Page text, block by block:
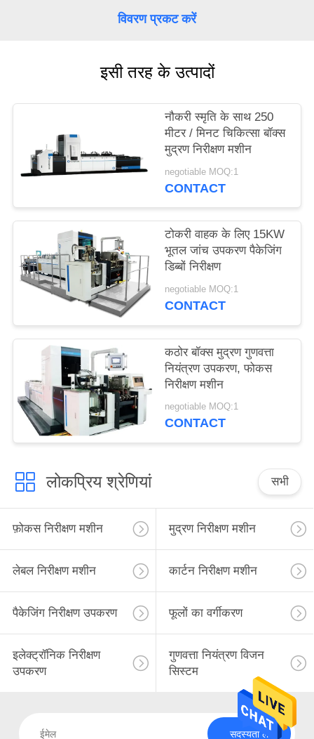
PRIVACY
विवरण प्रकट करें
इसी तरह के उत्पादों
नौकरी स्मृति के साथ 250
मीटर / मिनट चिकित्सा बॉक्स
मुद्रण निरीक्षण मशीन
negotiable MOQ:1
CONTACT
टोकरी वाहक के लिए 15KW
भूतल जांच उपकरण पैकेजिंग
डिब्बों निरीक्षण
negotiable MOQ:1
CONTACT
कठोर बॉक्स मुद्रण गुणवत्ता
नियंत्रण उपकरण, फोकस
निरीक्षण मशीन
negotiable MOQ:1
CONTACT
लोकप्रिय श्रेणियां सभी
फ़ोकस निरीक्षण मशीन मुद्रण निरीक्षण मशीन
लेबल निरीक्षण मशीन कार्टन निरीक्षण मशीन
पैकेजिंग निरीक्षण उपकरण फूलों का वर्गीकरण
इलेक्ट्रॉनिक निरीक्षण
उपकरण
गुणवत्ता नियंत्रण विजन
सिस्टम
सदस्यता लें